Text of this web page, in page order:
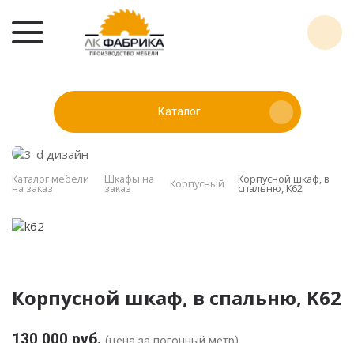
Каталог
Каталог мебели
на заказ
Шкафы на
заказ Корпусный Корпусной шкаф, в
спальню, K62
Корпусной шкаф, в спальню, K62
130 000 руб. (цена за погонный метр)